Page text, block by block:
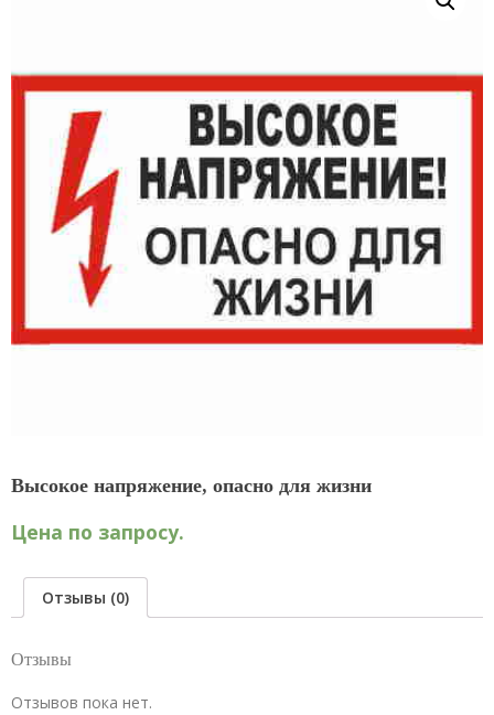
Высокое напряжение, опасно для жизни
Цена по запросу.
Отзывы (0)
Отзывы
Отзывов пока нет.